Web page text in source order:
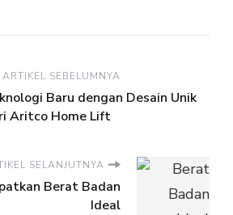
ARTIKEL SEBELUMNYA
Baru dengan Desain Unik
Aritco Home Lift
SELANJUTNYA
Berat Badan
Ideal